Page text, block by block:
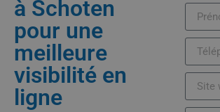
à Schoten
pour une
meilleure
visibilité en
ligne